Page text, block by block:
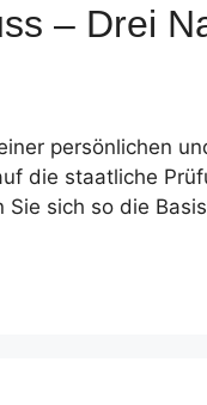
– Drei
persönlichen
die staatliche
sich so die